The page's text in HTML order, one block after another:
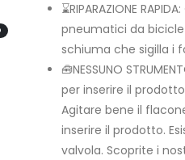
⌛RIPARAZIONE
pneumatici da
schiuma che sigilla i
🧰NESSUNO
per inserire il
Agitare bene il
inserire il prodotto.
valvola. Scoprite i